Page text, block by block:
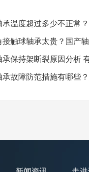
温度超过多少不正常
触球轴承太贵？国产
承保持架断裂原因分析
故障防范措施有哪些